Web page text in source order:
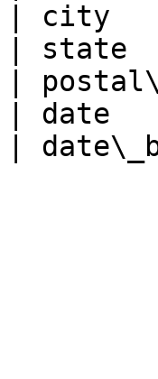
| city
|
|
|